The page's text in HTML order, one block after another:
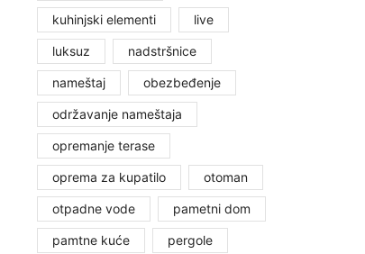
kuhinjski elementi live
luksuz nadstršnice
nameštaj obezbeđenje
održavanje nameštaja
opremanje terase
oprema za kupatilo otoman
otpadne vode pametni dom
pamtne kuće pergole